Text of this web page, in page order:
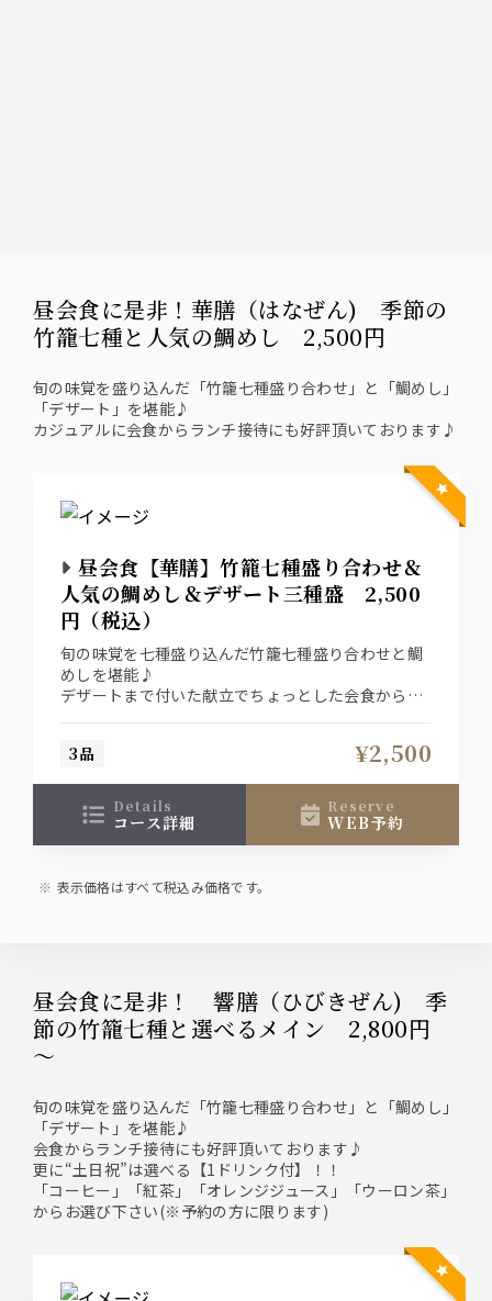
昼会食に是非！華膳（はなぜん) 季節の
竹籠七種と人気の鯛めし 2,500円
旬の味覚を盛り込んだ「竹籠七種盛り合わせ」と「鯛めし」
「デザート」を堪能♪
カジュアルに会食からランチ接待にも好評頂いております♪
昼会食【華膳】竹籠七種盛り合わせ＆
人気の鯛めし＆デザート三種盛 2,500
円（税込）
旬の味覚を七種盛り込んだ竹籠七種盛り合わせと鯛
めしを堪能♪
デザートまで付いた献立でちょっとした会食からラ
3品
¥2,500
details
コース詳細
reserve
WEB予約
表示価格はすべて税込み価格です。
昼会食に是非！ 響膳（ひびきぜん) 季
節の竹籠七種と選べるメイン 2,800円
～
旬の味覚を盛り込んだ「竹籠七種盛り合わせ」と「鯛めし」
「デザート」を堪能♪
会食からランチ接待にも好評頂いております♪
更に“土日祝”は選べる【1ドリンク付】！！
「コーヒー」「紅茶」「オレンジジュース」「ウーロン茶」
からお選び下さい(※予約の方に限ります)